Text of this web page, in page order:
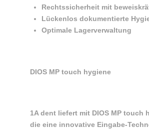
Rechtssicherheit mit
Lückenlos dokumentierte
Optimale Lagerverwaltung
DIOS MP touch hygiene
1A dent liefert mit DIOS MP touch
die eine innovative Eingabe-